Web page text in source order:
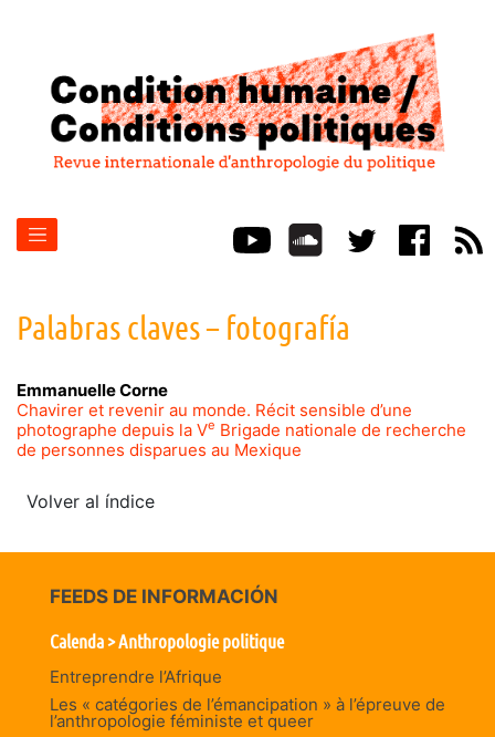
Palabras claves – fotografía
EmmanuelleCorne
Chavirer et revenir au monde. Récit sensible d’une
photographe depuis la Ve Brigade nationale de recherche
de personnes disparues au Mexique
Volver al índice
FEEDS DE INFORMACIÓN
Calenda > Anthropologie politique
Entreprendre l’Afrique
Les « catégories de l’émancipation » à l’épreuve de
l’anthropologie féministe et queer